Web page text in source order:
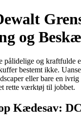
og
pålidelige og kraftfulde
bestemt ikke.
eller bare en
rette værktøj til jobbet.
Kædesav: